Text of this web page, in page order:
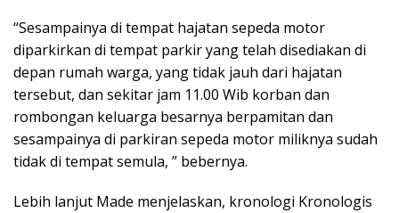
“Sesampainya di tempat hajatan sepeda motor
diparkirkan di tempat parkir yang telah disediakan di
depan rumah warga, yang tidak jauh dari hajatan
tersebut, dan sekitar jam 11.00 Wib korban dan
rombongan keluarga besarnya berpamitan dan
sesampainya di parkiran sepeda motor miliknya sudah
tidak di tempat semula, ” bebernya.
Lebih lanjut Made menjelaskan, kronologi Kronologis